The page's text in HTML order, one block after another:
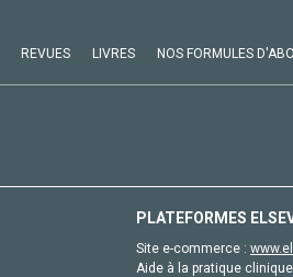
REVUES LIVRES NOS FORMULES
PLATEFORMES
Site e-commerce :
Aide à la pratique